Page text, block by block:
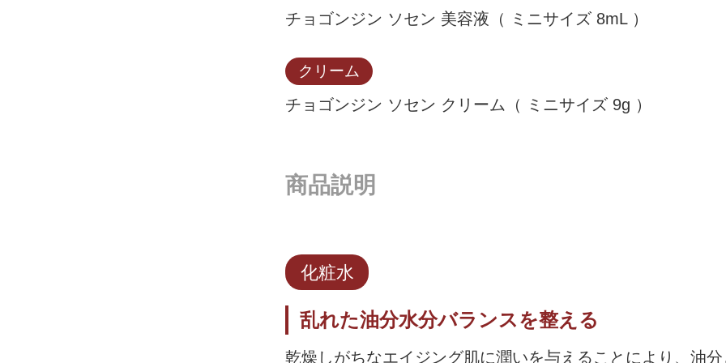
チョゴンジン ソセン 美容液（ ミニサイズ 8mL ）
クリーム
チョゴンジン ソセン クリーム（ ミニサイズ 9g ）
商品説明
化粧水
乱れた油分水分バランスを整える
乾燥しがちなエイジング肌に潤いを与えることにより、油